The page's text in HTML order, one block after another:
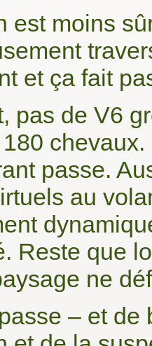
est moins
et ça fait
pas de V6
chevaux.
passe.
au
Reste que
ne
– et de